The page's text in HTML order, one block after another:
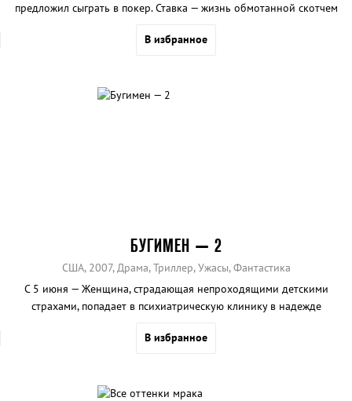
предложил сыграть в покер. Ставка — жизнь обмотанной скотчем
В избранное
БУГИМЕН — 2
США, 2007, Драма, Триллер, Ужасы, Фантастика
С 5 июня — Женщина, страдающая непроходящими детскими
страхами, попадает в психиатрическую клинику в надежде
В избранное